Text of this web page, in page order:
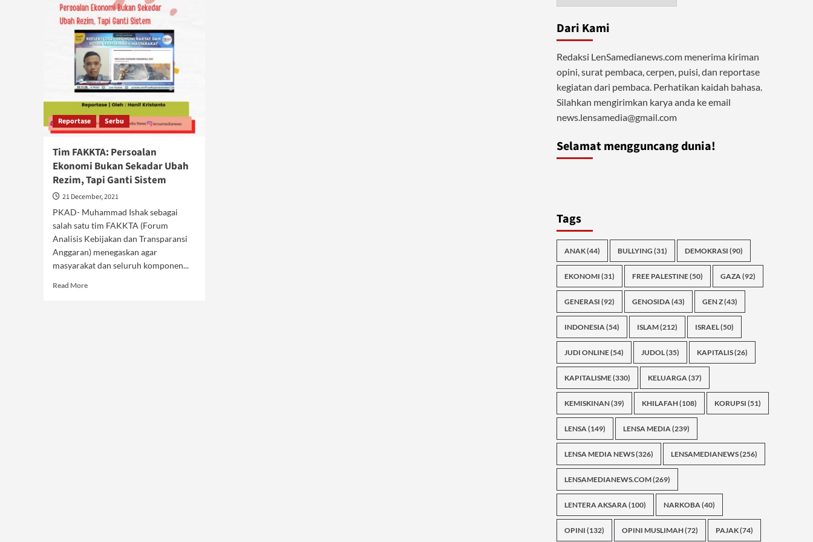
Reportase Serbu
Tim FAKKTA: Persoalan
Ekonomi Bukan Sekadar Ubah
Rezim, Tapi Ganti Sistem
21 December, 2021
PKAD- Muhammad Ishak sebagai
salah satu tim FAKKTA (Forum
Analisis Kebijakan dan Transparansi
Anggaran) menegaskan agar
masyarakat dan seluruh komponen...
Read MoreRead
Dari Kami
Redaksi LenSamedianews.com menerima kiriman
opini, surat pembaca, cerpen, puisi, dan reportase
kegiatan dari pembaca. Perhatikan kaidah bahasa.
Silahkan mengirimkan karya anda ke email
news.lensamedia@gmail.com
Selamat mengguncang dunia!
Tags
ANAK(44) BULLYING (31) DEMOKRASI (90)
EKONOMI (31) FREE PALESTINE(50) GAZA(92)
GENERASI (92) GENOSIDA(43) GEN Z(43)
INDONESIA(54) ISLAM(212) ISRAEL(50)
JUDI ONLINE(54) JUDOL(35) KAPITALIS(26)
KAPITALISME(330) KELUARGA(37)
KEMISKINAN(39) KHILAFAH(108) KORUPSI (51)
LENSA(149) LENSA MEDIA(239)
LENSA MEDIA NEWS(326) LENSAMEDIANEWS(256)
LENSAMEDIANEWS.COM(269)
LENTERA AKSARA(100) NARKOBA(40)
OPINI (132) OPINI MUSLIMAH(72) PAJAK(74)